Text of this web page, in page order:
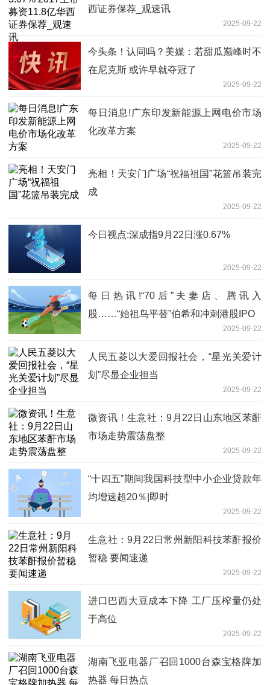
西证券保荐_观速讯
2025-09-22
今头条！认同吗？美媒：若甜瓜巅峰时不
在尼克斯 或许早就夺冠了
2025-09-22
每日消息!广东印发新能源上网电价市场
化改革方案
2025-09-22
亮相！天安门广场“祝福祖国”花篮吊装完
成
2025-09-22
今日视点:深成指9月22日涨0.67%
2025-09-22
每日热讯!“70后”夫妻店、腾讯入
股……“始祖鸟平替”伯希和冲刺港股IPO
2025-09-22
人民五菱以大爱回报社会，“星光关爱计
划”尽显企业担当
2025-09-22
微资讯！生意社：9月22日山东地区苯酐
市场走势震荡盘整
2025-09-22
“十四五”期间我国科技型中小企业贷款年
均增速超20％|即时
2025-09-22
生意社：9月22日常州新阳科技苯酐报价
暂稳 要闻速递
2025-09-22
进口巴西大豆成本下降 工厂压榨量仍处
于高位
2025-09-22
湖南飞亚电器厂召回1000台森宝格牌加
热器 每日热点